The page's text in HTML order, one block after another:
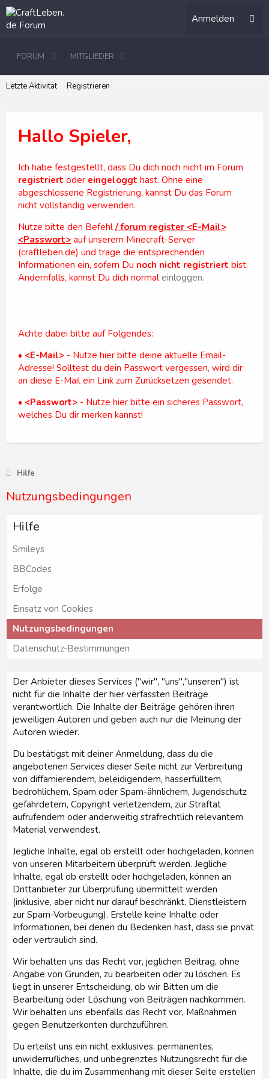
Anmelden
FORUM MITGLIEDER
Letzte Aktivität Registrieren
Hallo Spieler,
Ich habe festgestellt, dass Du dich noch nicht im Forum
registriert oder eingeloggt hast. Ohne eine
abgeschlossene Registrierung, kannst Du das Forum
nicht vollständig verwenden.
Nutze bitte den Befehl / forum register <E-Mail>
<Passwort> auf unserem Minecraft-Server
(craftleben.de) und trage die entsprechenden
Informationen ein, sofern Du noch nicht registriert bist.
Andernfalls, kannst Du dich normal einloggen.
Achte dabei bitte auf Folgendes:
• <E-Mail> - Nutze hier bitte deine aktuelle Email-
Adresse! Solltest du dein Passwort vergessen, wird dir
an diese E-Mail ein Link zum Zurücksetzen gesendet.
• <Passwort> - Nutze hier bitte ein sicheres Passwort,
welches Du dir merken kannst!
Hilfe
Nutzungsbedingungen
Hilfe
Smileys
BBCodes
Erfolge
Einsatz von Cookies
Nutzungsbedingungen
Datenschutz-Bestimmungen
Der Anbieter dieses Services ("wir", "uns","unseren") ist
nicht für die Inhalte der hier verfassten Beiträge
verantwortlich. Die Inhalte der Beiträge gehören ihren
jeweiligen Autoren und geben auch nur die Meinung der
Autoren wieder.
Du bestätigst mit deiner Anmeldung, dass du die
angebotenen Services dieser Seite nicht zur Verbreitung
von diffamierendem, beleidigendem, hasserfülltem,
bedrohlichem, Spam oder Spam-ähnlichem, Jugendschutz
gefährdetem, Copyright verletzendem, zur Straftat
aufrufendem oder anderweitig strafrechtlich relevantem
Material verwendest.
Jegliche Inhalte, egal ob erstellt oder hochgeladen, können
von unseren Mitarbeitern überprüft werden. Jegliche
Inhalte, egal ob erstellt oder hochgeladen, können an
Drittanbieter zur Überprüfung übermittelt werden
(inklusive, aber nicht nur darauf beschränkt, Dienstleistern
zur Spam-Vorbeugung). Erstelle keine Inhalte oder
Informationen, bei denen du Bedenken hast, dass sie privat
oder vertraulich sind.
Wir behalten uns das Recht vor, jeglichen Beitrag, ohne
Angabe von Gründen, zu bearbeiten oder zu löschen. Es
liegt in unserer Entscheidung, ob wir Bitten um die
Bearbeitung oder Löschung von Beiträgen nachkommen.
Wir behalten uns ebenfalls das Recht vor, Maßnahmen
gegen Benutzerkonten durchzuführen.
Du erteilst uns ein nicht exklusives, permanentes,
unwiderrufliches, und unbegrenztes Nutzungsrecht für die
Inhalte, die du im Zusammenhang mit dieser Seite erstellen